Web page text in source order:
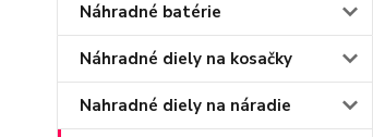
Náhradné batérie
Náhradné diely na kosačky
Nahradné diely na náradie